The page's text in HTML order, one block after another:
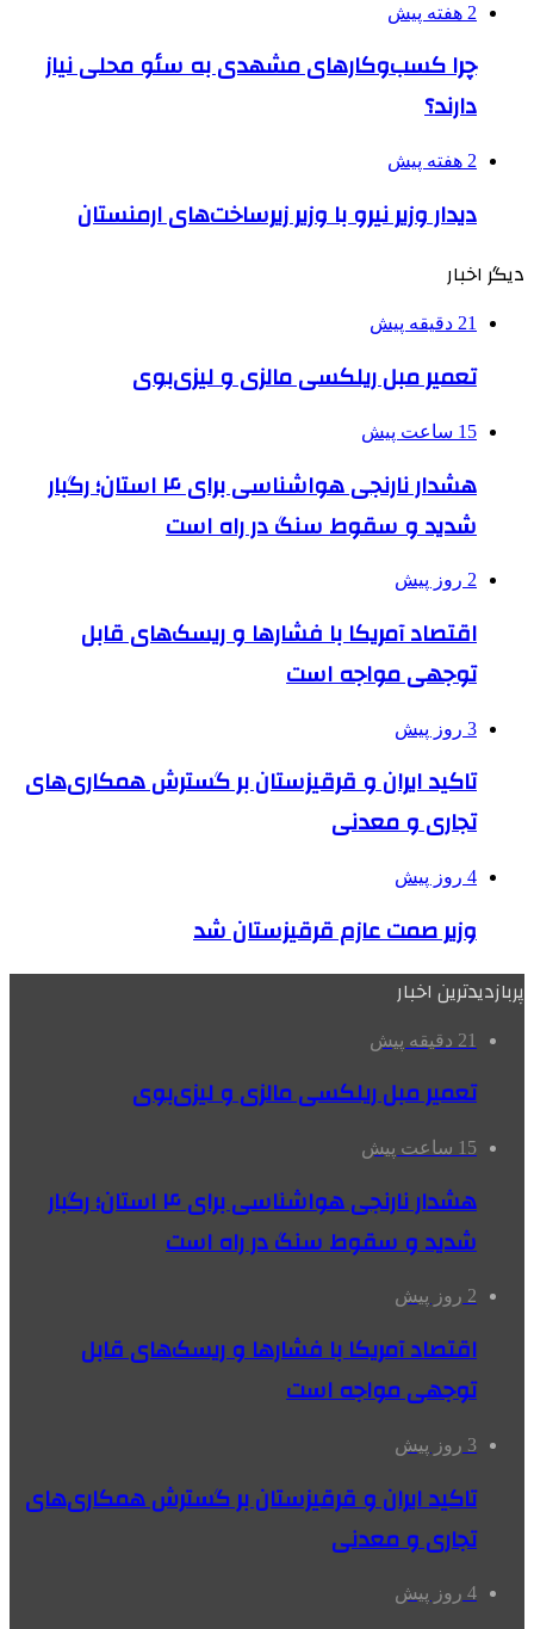
2 هفته پیش
چرا کسب‌وکارهای مشهدی به سئو محلی نیاز
دارند؟
2 هفته پیش
دیدار وزیر نیرو با وزیر زیرساخت‌های ارمنستان
دیگر اخبار
21 دقیقه پیش
تعمیر مبل ریلکسی مالزی و لیزی‌بوی
15 ساعت پیش
هشدار نارنجی هواشناسی برای ۴ استان؛ رگبار
شدید و سقوط سنگ در راه است
2 روز پیش
اقتصاد آمریکا با فشارها و ریسک‌های قابل
توجهی مواجه است
3 روز پیش
تاکید ایران و قرقیزستان بر گسترش همکاری‌های
تجاری و معدنی
4 روز پیش
وزیر صمت عازم قرقیزستان شد
پربازدیدترین اخبار
21 دقیقه پیش
تعمیر مبل ریلکسی مالزی و لیزی‌بوی
15 ساعت پیش
هشدار نارنجی هواشناسی برای ۴ استان؛ رگبار
شدید و سقوط سنگ در راه است
2 روز پیش
اقتصاد آمریکا با فشارها و ریسک‌های قابل
توجهی مواجه است
3 روز پیش
تاکید ایران و قرقیزستان بر گسترش همکاری‌های
تجاری و معدنی
4 روز پیش